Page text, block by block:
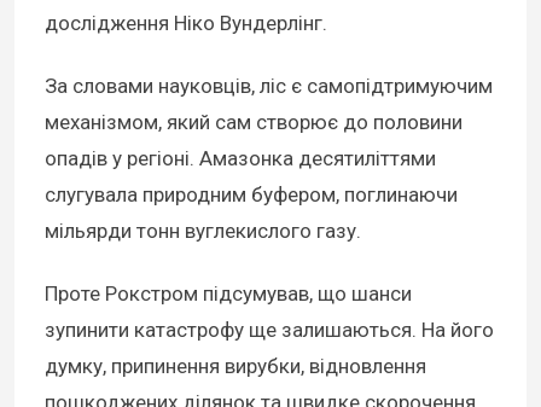
дослідження Ніко Вундерлінг.
За словами науковців, ліс є самопідтримуючим
механізмом, який сам створює до половини
опадів у регіоні. Амазонка десятиліттями
слугувала природним буфером, поглинаючи
мільярди тонн вуглекислого газу.
Проте Рокстром підсумував, що шанси
зупинити катастрофу ще залишаються. На його
думку, припинення вирубки, відновлення
пошкоджених ділянок та швидке скорочення